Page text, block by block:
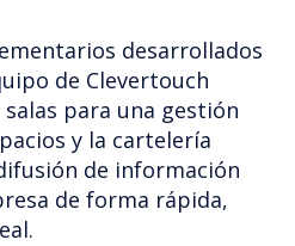
desarrollados
de Clevertouch
para una gestión
y la cartelería
de información
de forma rápida,